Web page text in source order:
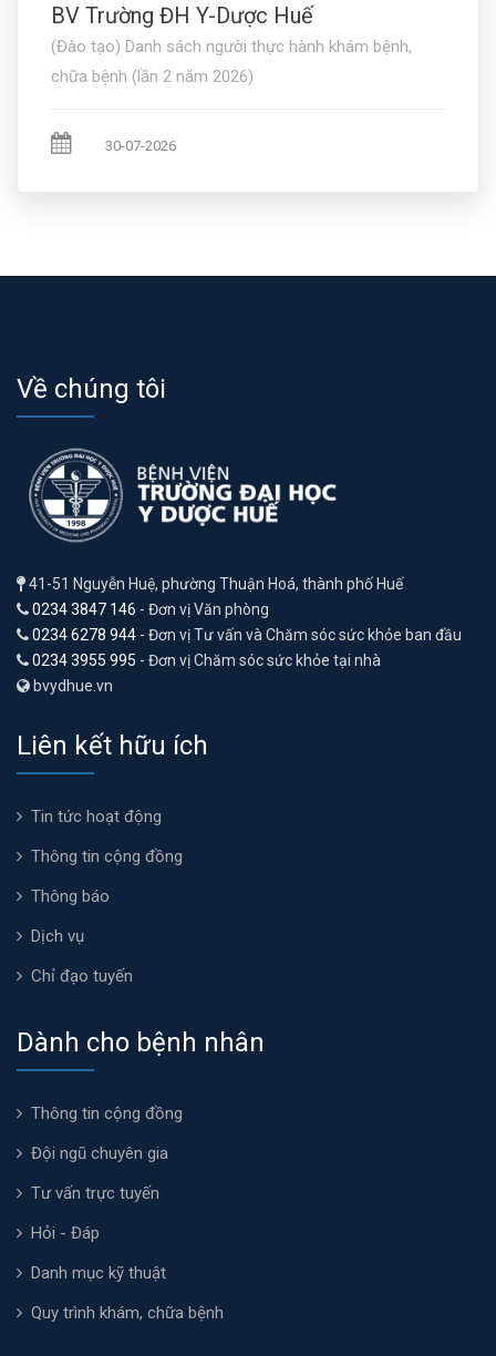
BV Trường ĐH Y-Dược Huế
(Đào tạo) Danh sách người thực hành khám bệnh,
chữa bệnh (lần 2 năm 2026)
30-07-2026
Về chúng tôi
41-51 Nguyễn Huệ, phường Thuận Hoá, thành phố Huế
0234 3847 146 - Đơn vị Văn phòng
0234 6278 944 - Đơn vị Tư vấn và Chăm sóc sức khỏe ban đầu
0234 3955 995 - Đơn vị Chăm sóc sức khỏe tại nhà
bvydhue.vn
Liên kết hữu ích
Tin tức hoạt động
Thông tin cộng đồng
Thông báo
Dịch vụ
Chỉ đạo tuyến
Dành cho bệnh nhân
Thông tin cộng đồng
Đội ngũ chuyên gia
Tư vấn trực tuyến
Hỏi - Đáp
Danh mục kỹ thuật
Quy trình khám, chữa bệnh